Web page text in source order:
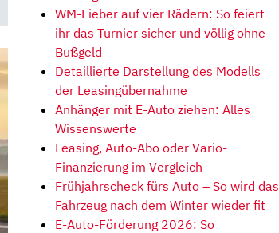
WM-Fieber auf vier Rädern: So feiert
ihr das Turnier sicher und völlig ohne
Bußgeld
Detaillierte Darstellung des Modells
der Leasingübernahme
Anhänger mit E-Auto ziehen: Alles
Wissenswerte
Leasing, Auto-Abo oder Vario-
Finanzierung im Vergleich
Frühjahrscheck fürs Auto – So wird das
Fahrzeug nach dem Winter wieder fit
E-Auto-Förderung 2026: So